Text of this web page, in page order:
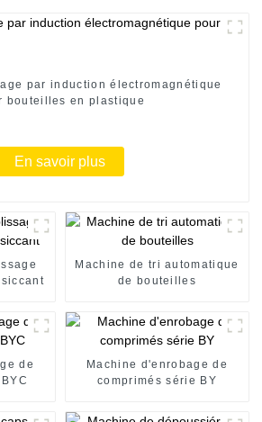
par induction électromagnétique
bouteilles en plastique
En savoir plus
Machine de tri automatique
de bouteilles
de
Machine d'enrobage de
comprimés série BY